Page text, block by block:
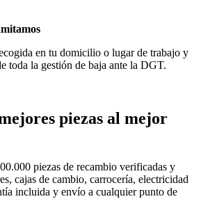
en tu domicilio o lugar de trabajo y
toda la gestión de baja ante la DGT.
piezas al mejor
piezas de recambio verificadas y
cajas de cambio, carrocería, electricidad
incluida y envío a cualquier punto de